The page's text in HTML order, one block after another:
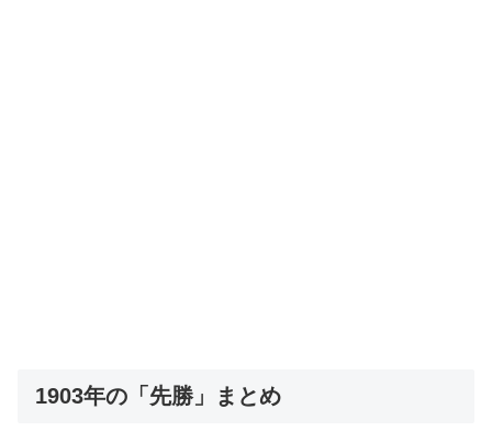
1903年の「先勝」まとめ